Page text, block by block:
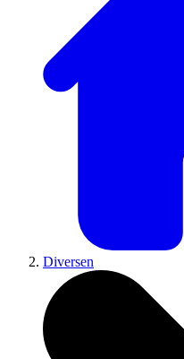
Diversen